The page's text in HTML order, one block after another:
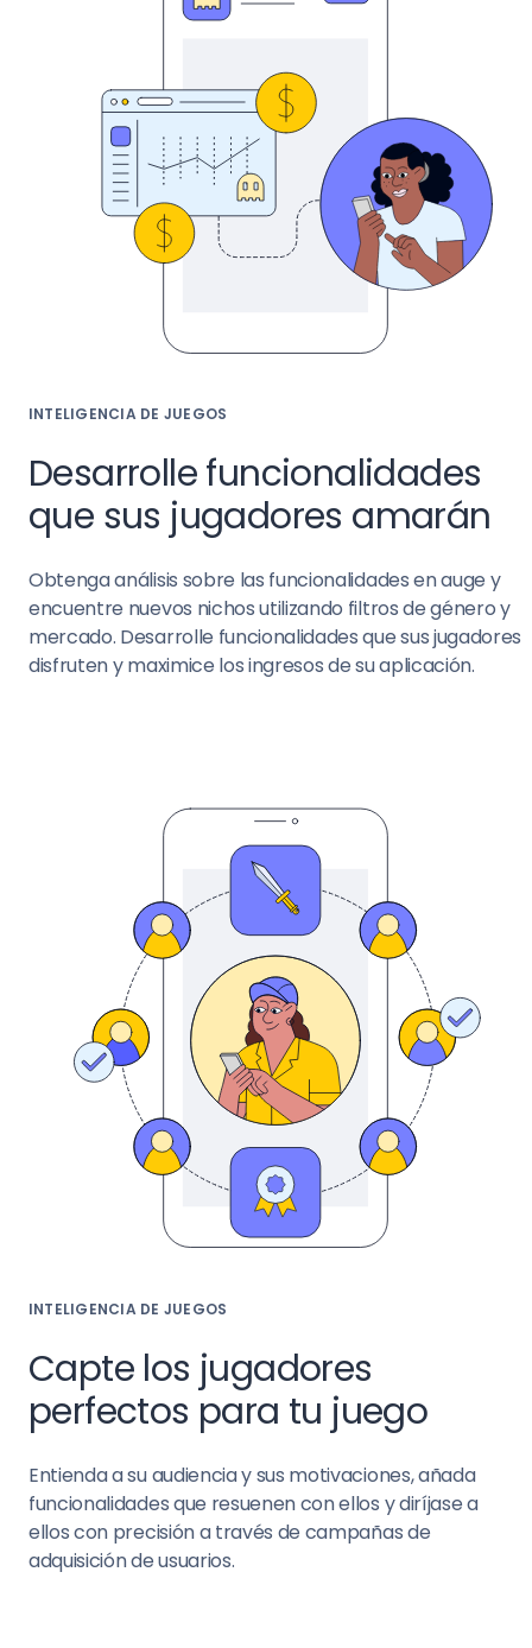
INTELIGENCIA DE JUEGOS
Desarrolle funcionalidades
que sus jugadores amarán
Obtenga análisis sobre las funcionalidades en auge y
encuentre nuevos nichos utilizando filtros de género y
mercado. Desarrolle funcionalidades que sus jugadores
disfruten y maximice los ingresos de su aplicación.
INTELIGENCIA DE JUEGOS
Capte los jugadores
perfectos para tu juego
Entienda a su audiencia y sus motivaciones, añada
funcionalidades que resuenen con ellos y diríjase a
ellos con precisión a través de campañas de
adquisición de usuarios.